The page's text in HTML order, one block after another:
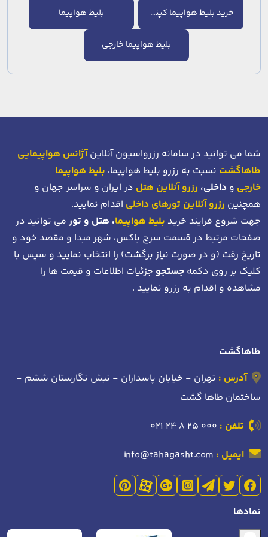
خرید بلیط هواپیما کپنهاگ بلیط هواپیما
بلیط هواپیما خارجی
شما می توانید در سامانه رزرواسیون آنلاینآژانس هواپیمایی
طاهاگشت نسبت به رزرو بلیط هواپیما، بلیط هواپیما
خارجی و داخلی، رزرو آنلاین هتل در ایران و سراسر جهان و
همچنین رزرو آنلاین تورهای داخلی اقدام نمایید.
جهت شروع فرایند خرید بلیط هواپیما، هتل و تورمی توانید در
صفحات مرتبط در قسمت سرچ باکس، شهر مبدا و مقصد خود و
تاریخ رفت (و در صورت نیاز برگشت) را انتخاب نمایید و سپس با
کلیک بر روی دکمه جستجو جزئیات اطلاعات و قیمت ها را
مشاهده و اقدام به رزرو نمایید .
طاهاگشت
آدرس : تهران - خیابان پاسداران - نبش نگارستان ششم -
ساختمان طاها گشت
تلفن : 021 24 8 25 000
ایمیل : info@tahagasht.com
نمادها